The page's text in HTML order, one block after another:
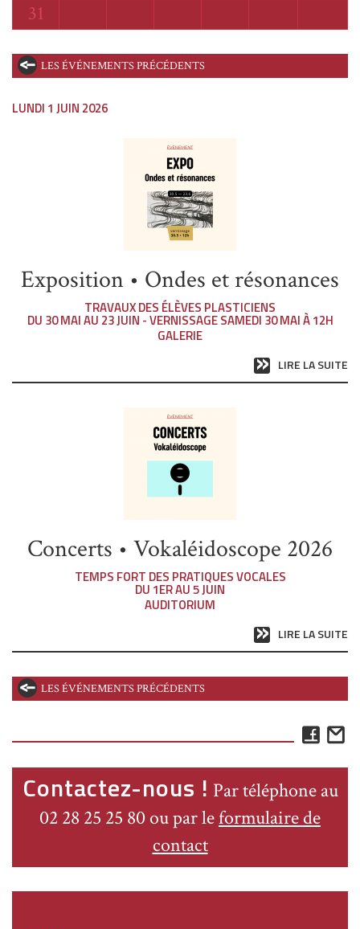
Lundi
31
LES ÉVÉNEMENTS PRÉCÉDENTS
LUNDI 1 JUIN 2026
Exposition • Ondes et résonances
TRAVAUX DES ÉLÈVES PLASTICIENS
DU 30 MAI AU 23 JUIN - VERNISSAGE SAMEDI 30 MAI À 12H
GALERIE
LIRE LA SUITE
Concerts • Vokaléidoscope 2026
TEMPS FORT DES PRATIQUES VOCALES
DU 1ER AU 5 JUIN
AUDITORIUM
LIRE LA SUITE
LES ÉVÉNEMENTS PRÉCÉDENTS
Contactez-nous ! Par téléphone au
02 28 25 25 80 ou par leformulaire de
contact